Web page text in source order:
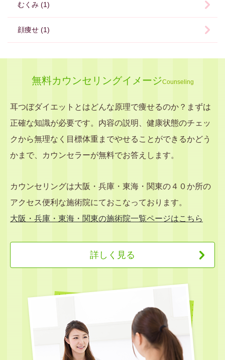
むくみ (1)
顔痩せ (1)
無料カウンセリングイメージCounseling
耳つぼダイエットとはどんな原理で痩せるのか？まずは
正確な知識が必要です。内容の説明、健康状態のチェッ
クから無理なく目標体重までやせることができるかどう
かまで、カウンセラーが無料でお答えします。
カウンセリングは大阪・兵庫・東海・関東の４０か所の
アクセス便利な施術院にておこなっております。
大阪・兵庫・東海・関東の施術院一覧ページはこちら
詳しく見る